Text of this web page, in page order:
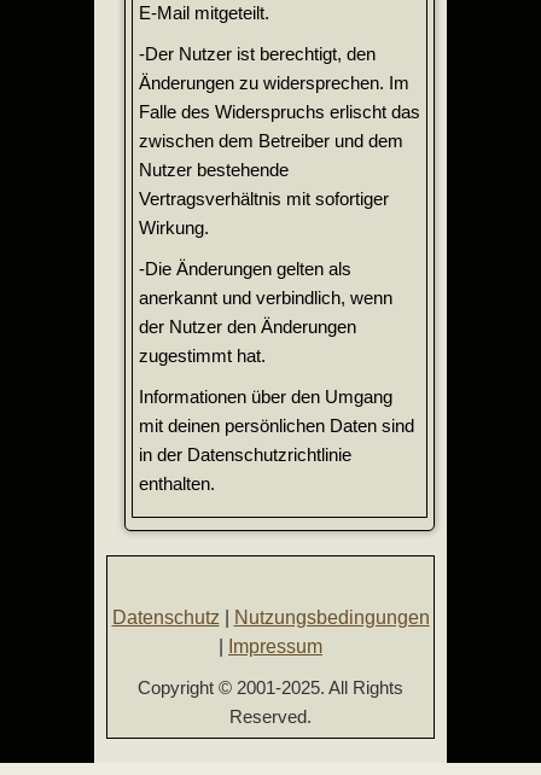
E-Mail mitgeteilt.
-Der Nutzer ist berechtigt, den
Änderungen zu widersprechen. Im
Falle des Widerspruchs erlischt das
zwischen dem Betreiber und dem
Nutzer bestehende
Vertragsverhältnis mit sofortiger
Wirkung.
-Die Änderungen gelten als
anerkannt und verbindlich, wenn
der Nutzer den Änderungen
zugestimmt hat.
Informationen über den Umgang
mit deinen persönlichen Daten sind
in der Datenschutzrichtlinie
enthalten.
Datenschutz
Nutzungsbedingungen
Impressum
Copyright © 2001-2025. All Rights
Reserved.